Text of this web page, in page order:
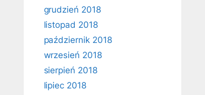
grudzień 2018
listopad 2018
październik 2018
wrzesień 2018
sierpień 2018
lipiec 2018